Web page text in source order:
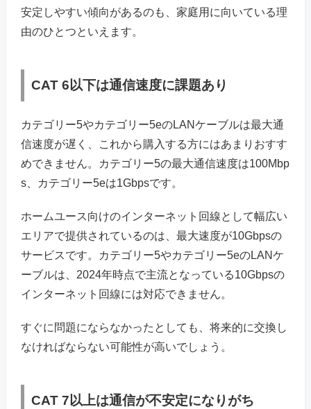
安定しやすい傾向があるのも、家庭用に向いている理
由のひとつといえます。
CAT 6以下は通信速度に課題あり
カテゴリー5やカテゴリー5eのLANケーブルは最大通
信速度が遅く、これから購入する方にはあまりおすす
めできません。カテゴリー5の最大通信速度は100Mbp
s、カテゴリー5eは1Gbpsです。
ホームユース向けのインターネット回線として幅広い
エリアで提供されているのは、最大速度が10Gbpsの
サービスです。カテゴリー5やカテゴリー5eのLANケ
ーブルは、2024年時点で主流となっている10Gbpsの
インターネット回線には対応できません。
すぐに問題にならなかったとしても、将来的に交換し
なければならない可能性が高いでしょう。
CAT 7以上は通信が不安定になりがち